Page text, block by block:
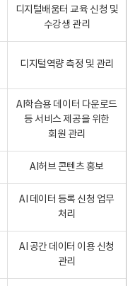
디지털배움터 교육 신청 및
수강생 관리
디지털역량 측정 및 관리
AI학습용 데이터 다운로드
등 서비스 제공을 위한
회원 관리
AI허브 콘텐츠 홍보
AI 데이터 등록 신청 업무
처리
AI 공간 데이터 이용 신청
관리